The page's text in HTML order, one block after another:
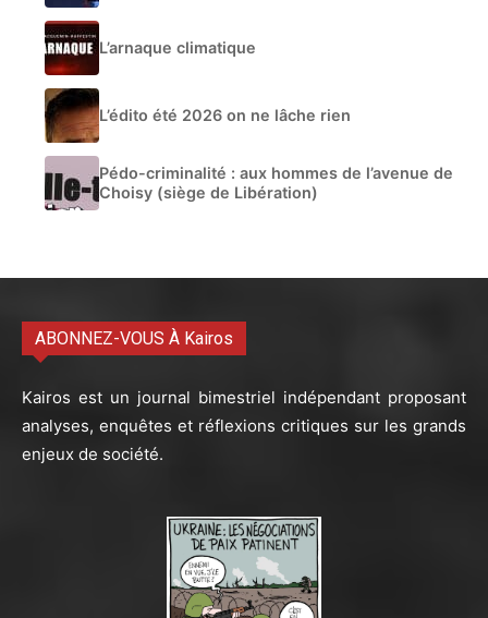
L’arnaque climatique
L’édito été 2026 on ne lâche rien
Pédo-criminalité : aux hommes de l’avenue de
Choisy (siège de Libération)
ABONNEZ-VOUS À Kairos
Kairos est un journal bimestriel indépendant proposant
analyses, enquêtes et réflexions critiques sur les grands
enjeux de société.